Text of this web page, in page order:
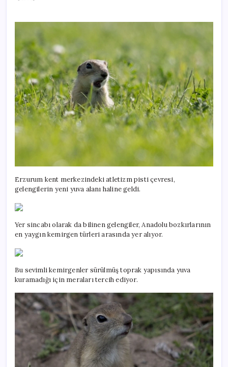
sakinleri
için
Erzurum kent merkezindeki atletizm pisti çevresi,
gelengilerin yeni yuva alanı haline geldi.
Yer sincabı olarak da bilinen gelengiler, Anadolu bozkırlarının
en yaygın kemirgen türleri arasında yer alıyor.
Bu sevimli kemirgenler sürülmüş toprak yapısında yuva
kuramadığı için meraları tercih ediyor.